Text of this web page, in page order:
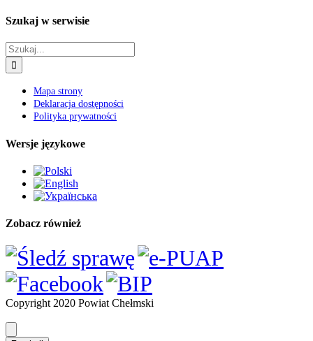
Szukaj w serwisie
Szukaj
Mapa strony
Deklaracja dostępności
Polityka prywatności
Wersje językowe
Zobacz również
Copyright 2020 Powiat Chełmski